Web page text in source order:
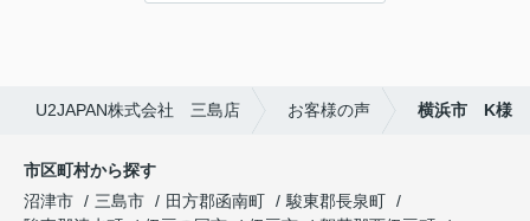
U2JAPAN株式会社 三島店 お客様の声 横浜市 K様
市区町村から探す
沼津市
三島市 田方郡函南町
駿東郡長泉町